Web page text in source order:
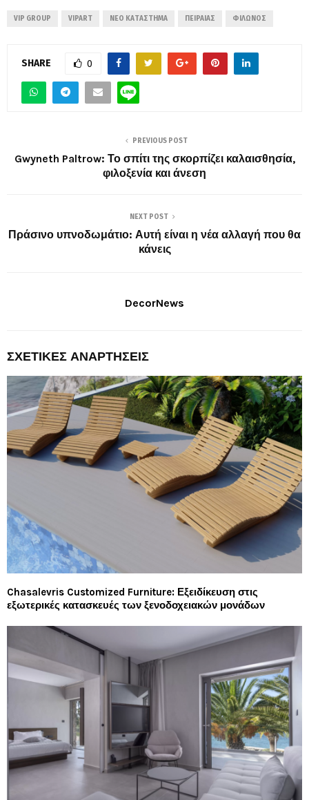
VIP GROUP VIPART ΝΈΟ ΚΑΤΆΣΤΗΜΑ ΠΕΙΡΑΙΆΣ ΦΊΛΩΝΟΣ
SHARE 0
PREVIOUS POST
Gwyneth Paltrow: Το σπίτι της σκορπίζει καλαισθησία,
φιλοξενία και άνεση
NEXT POST
Πράσινο υπνοδωμάτιο: Αυτή είναι η νέα αλλαγή που θα
κάνεις
DecorNews
ΣΧΕΤΙΚΈΣ ΑΝΑΡΤΉΣΕΙΣ
Chasalevris Customized Furniture: Εξειδίκευση στις
εξωτερικές κατασκευές των ξενοδοχειακών μονάδων